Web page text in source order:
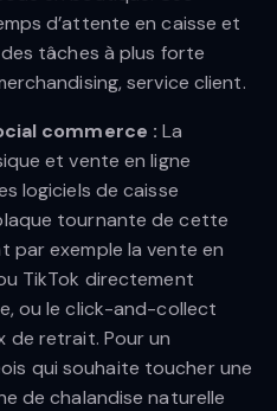
d’attente en caisse et
tâches à plus forte
service client.
commerce : La
et vente en ligne
logiciels de caisse
tournante de cette
exemple la vente en
TikTok directement
ou le click-and-collect
de retrait. Pour un
qui souhaite toucher une
de chalandise naturelle